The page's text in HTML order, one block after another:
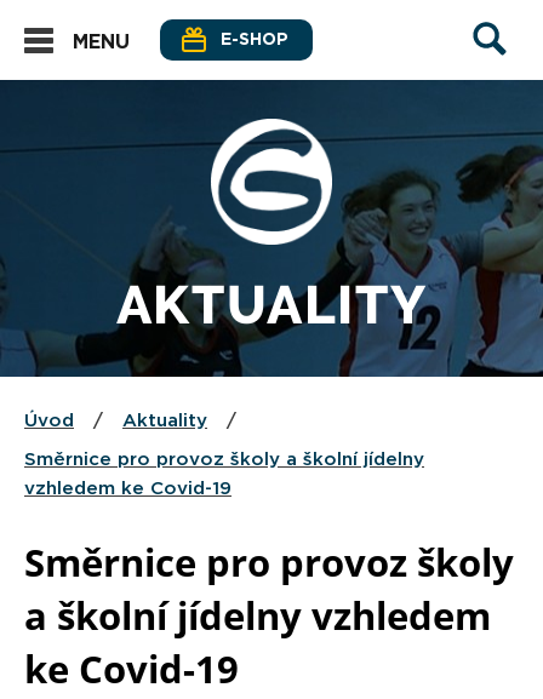
MENU E-SHOP
AKTUALITY
Úvod / Aktuality /
Směrnice pro provoz školy a školní jídelny
vzhledem ke Covid-19
Směrnice pro provoz školy
a školní jídelny vzhledem
ke Covid-19